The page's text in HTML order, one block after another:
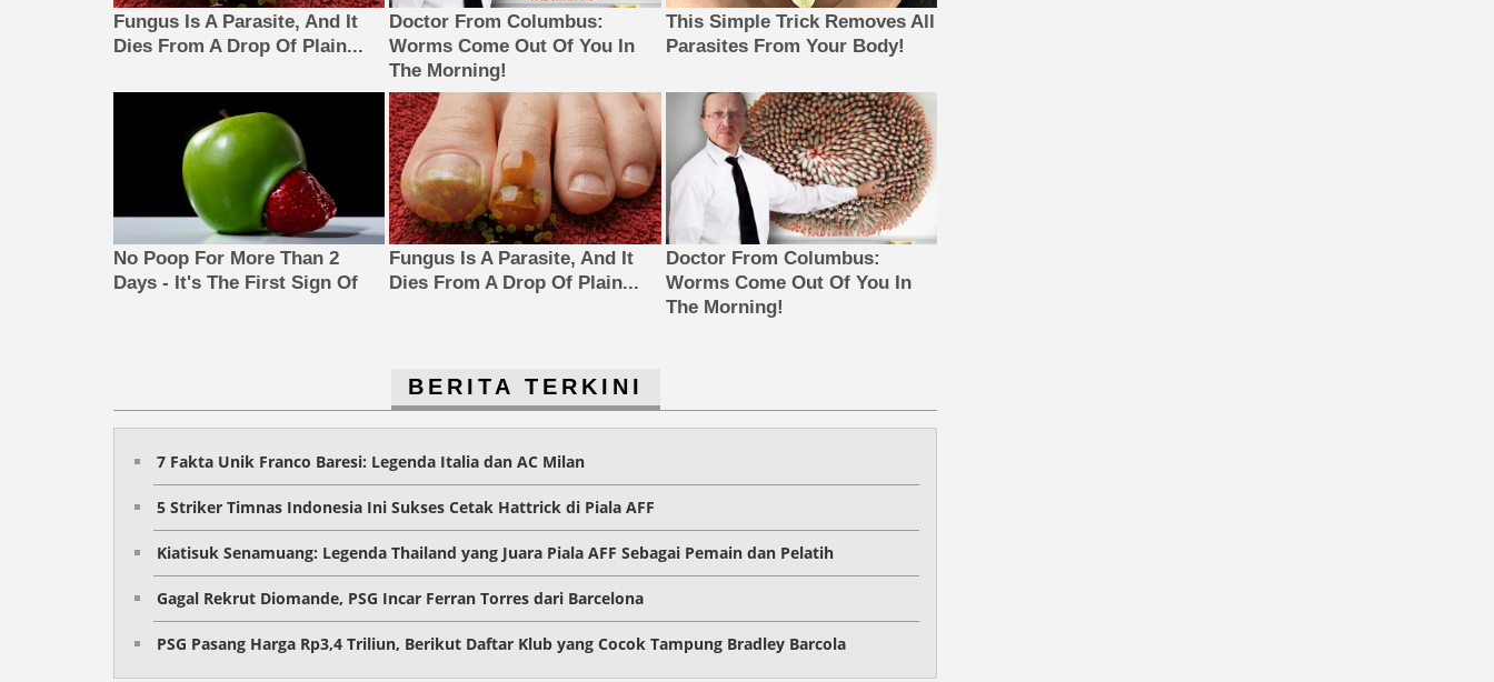
Fungus Is A Parasite, And It
Dies From A Drop Of Plain...
Doctor From Columbus:
Worms Come Out Of You In
The Morning!
This Simple Trick Removes All
Parasites From Your Body!
No Poop For More Than 2
Days - It's The First Sign Of
Fungus Is A Parasite, And It
Dies From A Drop Of Plain...
Doctor From Columbus:
Worms Come Out Of You In
The Morning!
BERITA TERKINI
7 Fakta Unik Franco Baresi: Legenda Italia dan AC Milan
5 Striker Timnas Indonesia Ini Sukses Cetak Hattrick di Piala AFF
Kiatisuk Senamuang: Legenda Thailand yang Juara Piala AFF Sebagai Pemain dan Pelatih
Gagal Rekrut Diomande, PSG Incar Ferran Torres dari Barcelona
PSG Pasang Harga Rp3,4 Triliun, Berikut Daftar Klub yang Cocok Tampung Bradley Barcola